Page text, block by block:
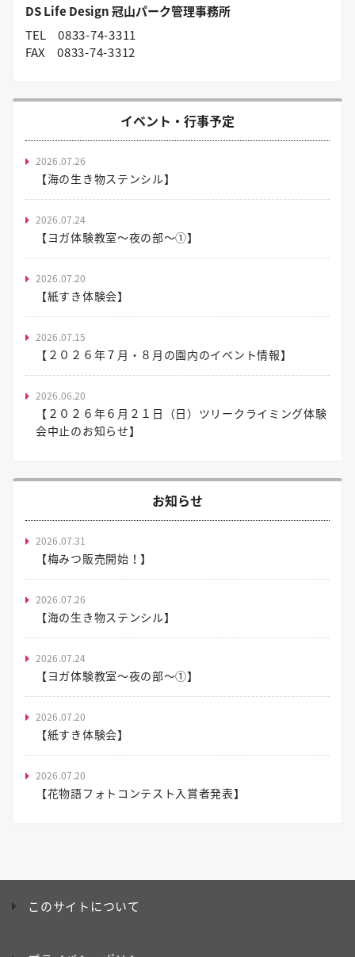
DS Life Design 冠山パーク管理事務所
TEL 0833-74-3311
FAX 0833-74-3312
イベント・行事予定
2026.07.26
【海の生き物ステンシル】
2026.07.24
【ヨガ体験教室～夜の部～①】
2026.07.20
【紙すき体験会】
2026.07.15
【２０２６年７月・８月の園内のイベント情報】
2026.06.20
【２０２６年６月２１日（日）ツリークライミング体験
会中止のお知らせ】
お知らせ
2026.07.31
【梅みつ販売開始！】
2026.07.26
【海の生き物ステンシル】
2026.07.24
【ヨガ体験教室～夜の部～①】
2026.07.20
【紙すき体験会】
2026.07.20
【花物語フォトコンテスト入賞者発表】
このサイトについて